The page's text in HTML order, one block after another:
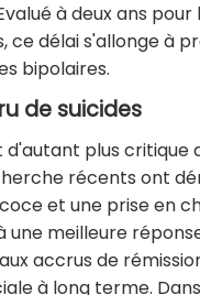
à deux ans pour
ce délai s'allonge à
bipolaires.
de suicides
d'autant plus critique
récents ont
et une prise en
une meilleure
accrus de
à long terme.